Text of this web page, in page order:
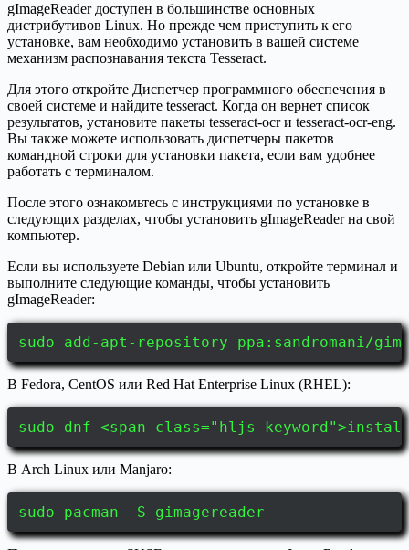
gImageReader доступен в большинстве основных
дистрибутивов Linux. Но прежде чем приступить к его
установке, вам необходимо установить в вашей системе
механизм распознавания текста Tesseract.
Для этого откройте Диспетчер программного обеспечения в
своей системе и найдите tesseract. Когда он вернет список
результатов, установите пакеты tesseract-ocr и tesseract-ocr-eng.
Вы также можете использовать диспетчеры пакетов
командной строки для установки пакета, если вам удобнее
работать с терминалом.
После этого ознакомьтесь с инструкциями по установке в
следующих разделах, чтобы установить gImageReader на свой
компьютер.
Если вы используете Debian или Ubuntu, откройте терминал и
выполните следующие команды, чтобы установить
gImageReader:
sudo add-apt-repository ppa:sandromani/
В Fedora, CentOS или Red Hat Enterprise Linux (RHEL):
sudo dnf <span class="hljs-
В Arch Linux или Manjaro:
sudo pacman -S gimagereader